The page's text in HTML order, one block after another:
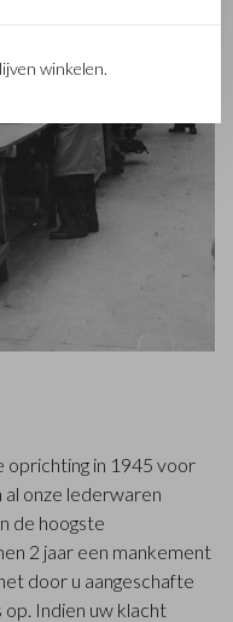
oprichting in 1945 voor
onze lederwaren
de hoogste
2 jaar een mankement
door u aangeschafte
Indien uw klacht
winkelen.